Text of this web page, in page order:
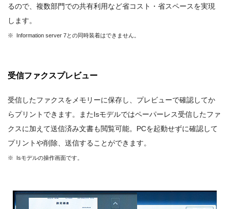
るので、複数部門での共有利用など省コスト・省スペースを実現
します。
※ Information server 7との同時装着はできません。
受信ファクスプレビュー
受信したファクスをメモリーに保存し、プレビューで確認してか
らプリントできます。またIsモデルではペーパーレス受信したファ
クスに加えて送信済み文書も閲覧可能。PCを起動せずに確認して
プリントや削除、送信することができます。
※ Isモデルの操作画面です。